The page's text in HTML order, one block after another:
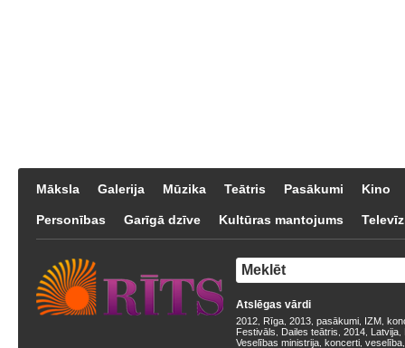
Māksla Galerija Mūzika Teātris Pasākumi Kino
Personības Garīgā dzīve Kultūras mantojums
Atslēgas vārdi
2012 Rīga 2013 pasākumi IZM
Festivāls
Dailes teātris 2014 Latvija
Veselības ministrija koncerti veselība